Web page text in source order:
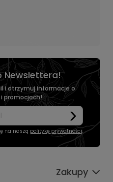
Newslettera!
i otrzymuj informacje o
promocjach!
na naszą politykę prywatności.
Zakupy